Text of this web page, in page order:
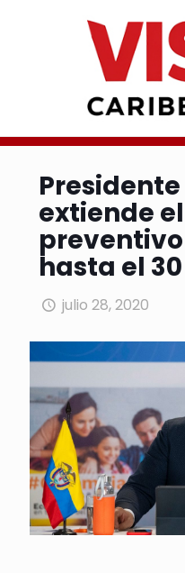
extiende
hasta el
julio 28, 2020